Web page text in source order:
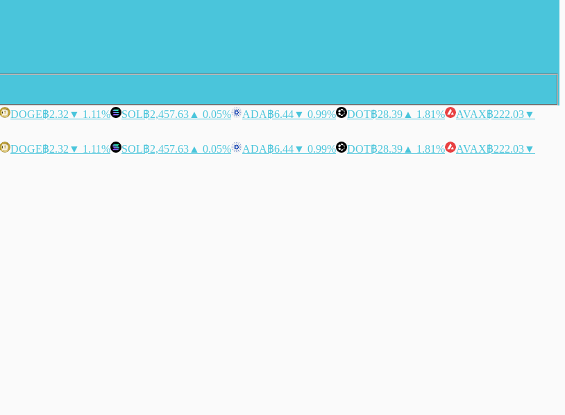
DOGE฿2.32 ▼ 1.11% SOL฿2,457.63 ▲ 0.05% ADA฿6.44▼ 0.99% DOT฿28.39 ▲ 1.81% AVAX฿222.03▼
DOGE฿2.32 ▼ 1.11% SOL฿2,457.63 ▲ 0.05% ADA฿6.44▼ 0.99% DOT฿28.39 ▲ 1.81% AVAX฿222.03▼